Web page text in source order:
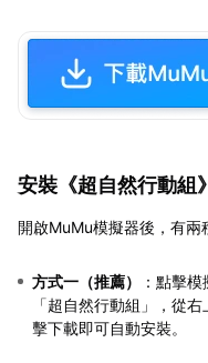
安裝《超自然行動組》
開啟MuMu模擬器後，有兩
方式一（推薦）
：點擊
「超自然行動組」，從
擊下載即可自動安裝。